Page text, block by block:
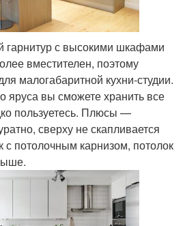
гарнитур с высокими шкафами
вместителен, поэтому
малогабаритной кухни-студии.
яруса вы сможете хранить все
пользуетесь. Плюсы —
сверху не скапливается
с потолочным карнизом, потолок